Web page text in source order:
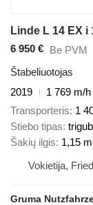
Linde L 14 EX i
6 950 € Be PVM
Štabeliuotojas
2019
1 769 m/h
Transporteris 1
Stiebo tipas
Šakių ilgis 1,15 m
Vokietija,
Gruma